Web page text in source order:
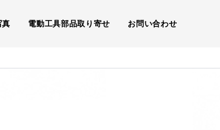
真 電動工具部品取り寄せ お問い合わせ